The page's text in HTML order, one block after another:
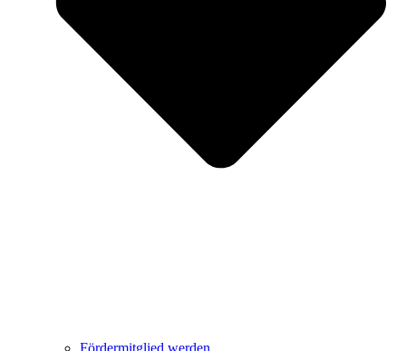
Fördermitglied werden